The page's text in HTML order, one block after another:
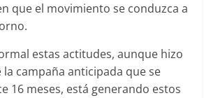
que el movimiento se conduzca a
estas actitudes, aunque hizo
campaña anticipada que se
16 meses, está generando estos